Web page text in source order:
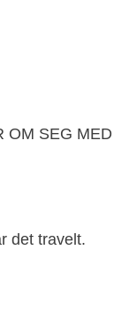
OM SEG MED
det travelt.